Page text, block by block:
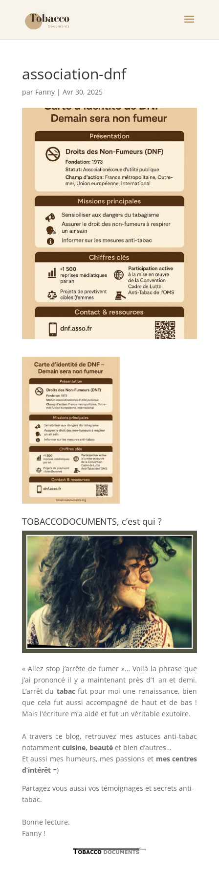
association-dnf
par Fanny| Avr 30, 2025
TOBACCODOCUMENTS, c’est qui ?
« Allez stop j’arrête de fumer »… Voilà la phrase que
j’ai prononcé il y a maintenant près d’1 an et demi.
L’arrêt du tabacfut pour moi une renaissance, bien
que cela fut aussi accompagné de haut et de bas !
Mais l'écriture m'a aidé et fut un véritable exutoire.
A travers ce blog, retrouvez mes astuces anti-tabac
notamment cuisine, beautéet bien d’autres…
Et aussi mes humeurs, mes passions et mes centres
d’intérêt=)
Partagez vous aussi vos témoignages et secrets anti-
tabac.
Bonne lecture.
Fanny !